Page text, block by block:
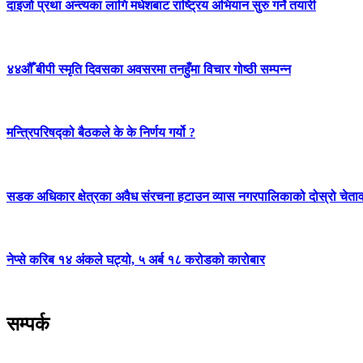
दाइजो प्रथा अन्त्यका लागि मधेशबाट राष्ट्रिय अभियान सुरु गर्ने तयारी
४४औँ बीपी स्मृति दिवसका अवसरमा तनहुँमा विचार गोष्ठी सम्पन्न
मन्त्रिपरिषद्को बैठकले के के निर्णय गर्यो ?
सडक अधिकार क्षेत्रका अवैध संरचना हटाउन व्यास नगरपालिकाको दोस्रो
नेप्से करिब १४ अंकले घट्यो, ५ अर्ब १८ करोडको कारोबार
सम्पर्क